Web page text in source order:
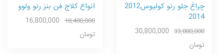
چراغ جلو رنو کولیوس2012
2014
33,880,000
30,800,000
تومان
انواع کلاج فن بنز رنو ولوو
18,480,000
16,800,000
تومان